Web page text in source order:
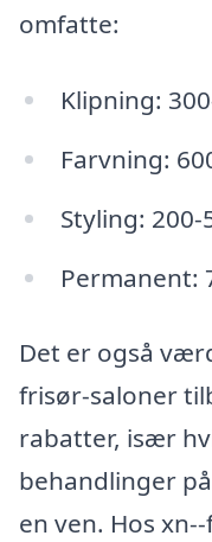
omfatte:
Klipning:
Farvning:
Styling: 200-
Permanent:
Det er også
frisør-saloner
rabatter, især
behandlinger
en ven. Hos